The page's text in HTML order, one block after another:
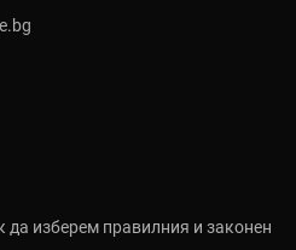
да изберем правилния и законен